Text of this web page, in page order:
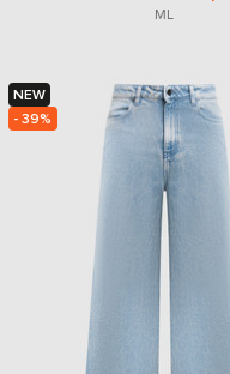
ML
NEW
- 39%